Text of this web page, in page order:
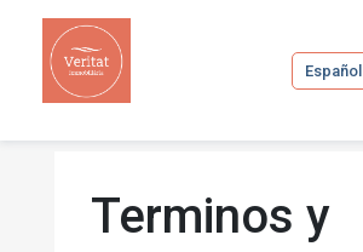
Español
Terminos y